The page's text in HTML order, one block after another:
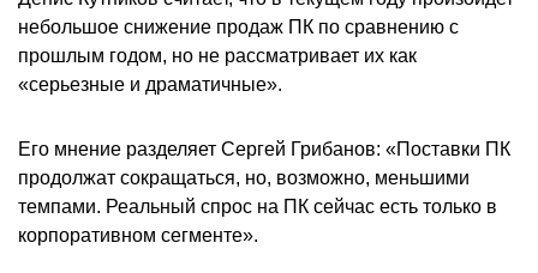
небольшое снижение продаж ПК по сравнению с
прошлым годом, но не рассматривает их как
«серьезные и драматичные».
Его мнение разделяет Сергей Грибанов: «Поставки ПК
продолжат сокращаться, но, возможно, меньшими
темпами. Реальный спрос на ПК сейчас есть только в
корпоративном сегменте».